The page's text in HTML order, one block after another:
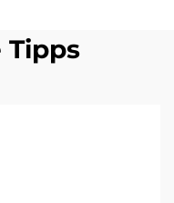
Tipps